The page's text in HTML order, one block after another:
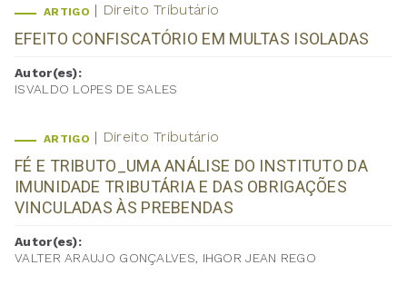
ARTIGO Direito Tributário
EFEITO CONFISCATÓRIO EM MULTAS ISOLADAS
Autor(es):
ISVALDO LOPES DE SALES
ARTIGO Direito Tributário
FÉ E TRIBUTO_UMA ANÁLISE DO INSTITUTO DA
IMUNIDADE TRIBUTÁRIA E DAS OBRIGAÇÕES
VINCULADAS ÀS PREBENDAS
Autor(es):
VALTER ARAUJO GONÇALVES, IHGOR JEAN REGO